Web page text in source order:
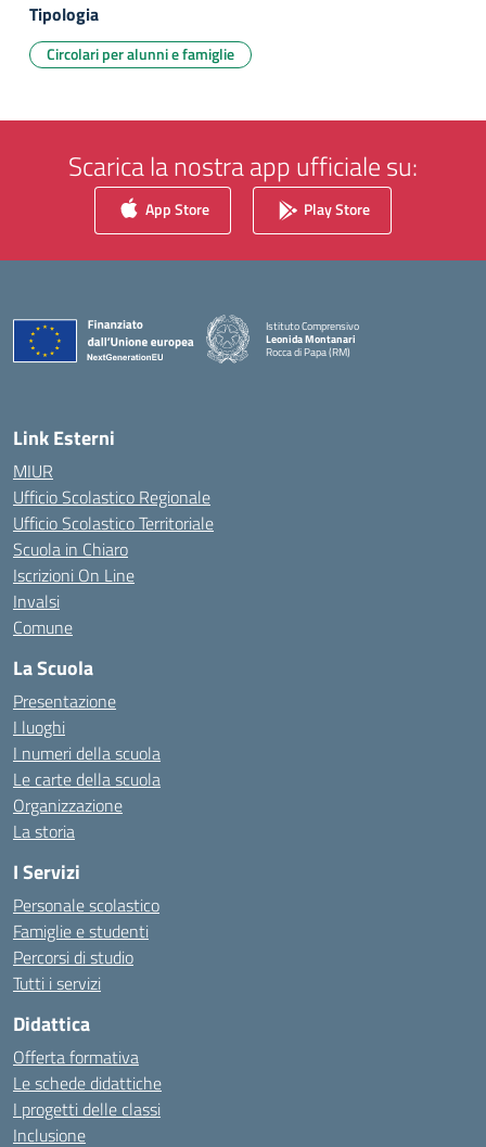
Tipologia
Circolari per alunni e famiglie
Scarica la nostra app ufficiale su:
App Store Play Store
Istituto Comprensivo
Leonida Montanari
Rocca di Papa (RM)
— Visita la pagina iniziale della scuola
Link Esterni
MIUR
Ufficio Scolastico Regionale
Ufficio Scolastico Territoriale
Scuola in Chiaro
Iscrizioni On Line
Invalsi
Comune
La Scuola
Presentazione
I luoghi
I numeri della scuola
Le carte della scuola
Organizzazione
La storia
I Servizi
Personale scolastico
Famiglie e studenti
Percorsi di studio
Tutti i servizi
Didattica
Offerta formativa
Le schede didattiche
I progetti delle classi
Inclusione